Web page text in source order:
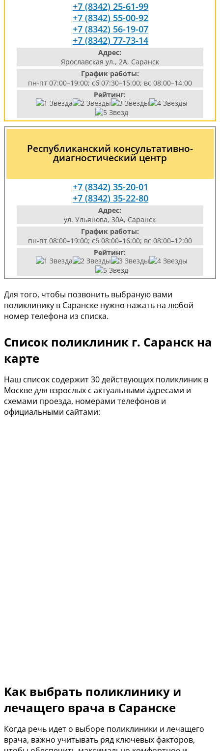
+7 (8342) 25-61-99
+7 (8342) 55-00-92
+7 (8342) 56-19-07
+7 (8342) 77-73-14
Адрес:
Ярославская ул., 2А, Саранск
График работы:
пн-пт 07:00–19:00; сб 07:30–15:00; вс 08:00–14:00
Рейтинг:
Республиканский консультативно-
диагностический центр
+7 (8342) 35-20-01
+7 (8342) 35-22-80
Адрес:
ул. Ульянова, 30А, Саранск
График работы:
пн-пт 08:00–19:00; сб 08:00–16:00; вс 08:00–12:00
Рейтинг:
Для того, чтобы позвонить выбраную вами
поликлинику в Саранске нужно нажать на любой
номер телефона из списка.
Список поликлиник г. Саранск на
карте
Наш список содержит 30 действующих поликлиник в
Москве для взрослых с актуальными адресами и
схемами проезда, номерами телефонов и
официальными сайтами:
Как выбрать поликлинику и
лечащего врача в Саранске
Когда речь идет о выборе поликлиники и лечащего
врача, важно учитывать ряд ключевых факторов,